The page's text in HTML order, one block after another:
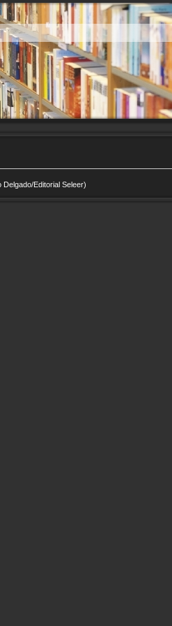
Editorial Seleer)